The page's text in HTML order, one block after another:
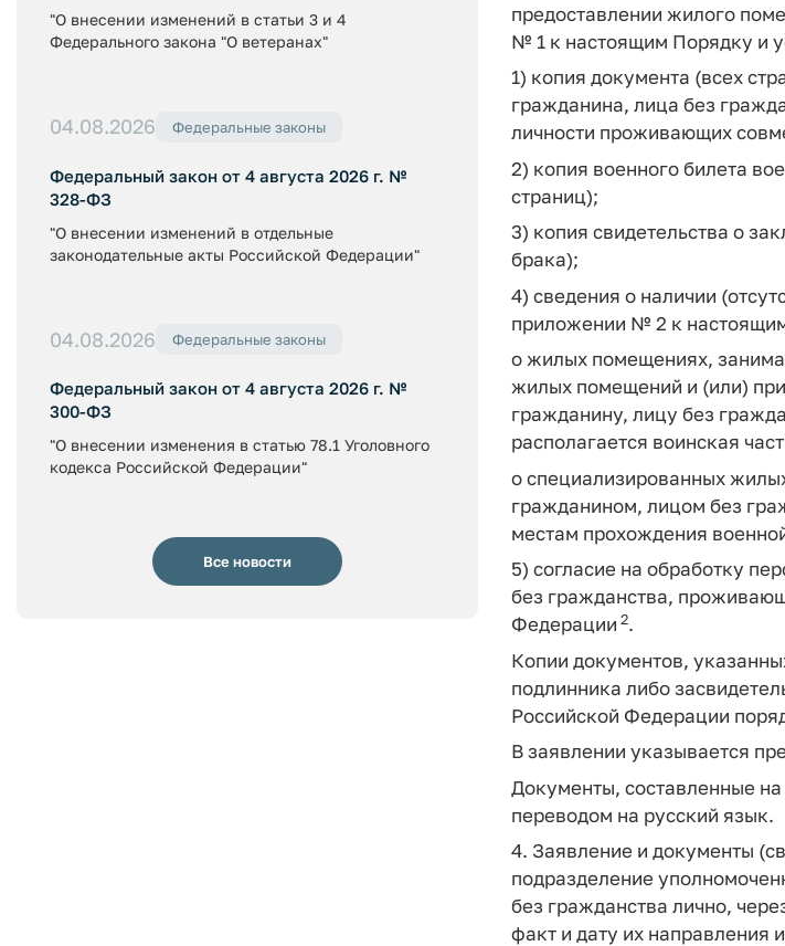
"О внесении изменений в статьи 3 и 4
Федерального закона "О ветеранах"
04.08.2026 Федеральные законы
Федеральный закон от 4 августа 2026 г. №
328-ФЗ
"О внесении изменений в отдельные
законодательные акты Российской Федерации"
04.08.2026 Федеральные законы
Федеральный закон от 4 августа 2026 г. №
300-ФЗ
"О внесении изменения в статью 78.1 Уголовного
кодекса Российской Федерации"
Все новости
предоставлении жилого
№ 1 к настоящим Порядку и
1) копия документа (всех
гражданина, лица без
личности проживающих
2) копия военного билета
страниц);
3) копия свидетельства о
брака);
4) сведения о наличии
приложении № 2 к
о жилых помещениях,
жилых помещений и (или)
гражданину, лицу без
располагается воинская
о специализированных
гражданином, лицом без
местам прохождения
5) согласие на обработку
без гражданства,
Федерации 2.
Копии документов,
подлинника либо
Российской Федерации
В заявлении указывается
Документы, составленные
переводом на русский язык.
4. Заявление и документы
подразделение
без гражданства лично,
факт и дату их направления